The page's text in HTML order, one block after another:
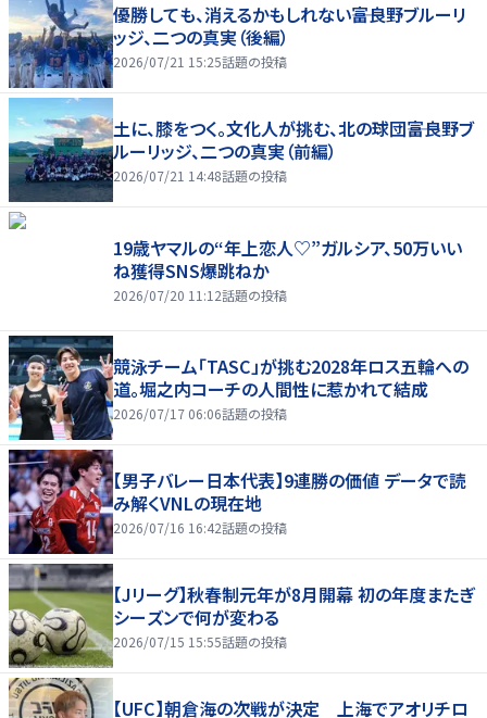
優勝しても、消えるかもしれない――富良野ブルーリ
ッジ、二つの真実（後編）
2026/07/21 15:25話題の投稿
土に、膝をつく。文化人が挑む、北の球団――富良野ブ
ルーリッジ、二つの真実（前編）
2026/07/21 14:48話題の投稿
19歳ヤマルの“年上恋人♡”ガルシア、50万いい
ね獲得SNS爆跳ねか
2026/07/20 11:12話題の投稿
競泳チーム「TASC」が挑む2028年ロス五輪への
道。堀之内コーチの人間性に惹かれて結成
2026/07/17 06:06話題の投稿
【男子バレー日本代表】9連勝の価値 データで読
み解くVNLの現在地
2026/07/16 16:42話題の投稿
【Jリーグ】秋春制元年が8月開幕 初の年度またぎ
シーズンで何が変わる
2026/07/15 15:55話題の投稿
【UFC】朝倉海の次戦が決定 上海でアオリチロ